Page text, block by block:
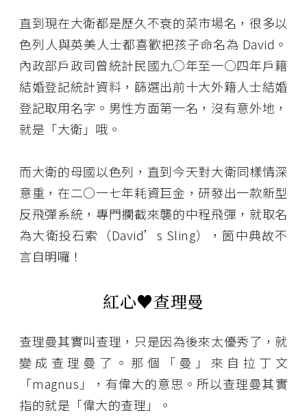
直到現在大衛都是歷久不衰的菜市場名，很多以
色列人與英美人士都喜歡把孩子命名為 David。
內政部戶政司曾統計民國九○年至一○四年戶籍
結婚登記統計資料，篩選出前十大外籍人士結婚
登記取用名字。男性方面第一名，沒有意外地，
就是「大衛」哦。
而大衛的母國以色列，直到今天對大衛同樣情深
意重，在二○一七年耗資巨金，研發出一款新型
反飛彈系統，專門攔截來襲的中程飛彈，就取名
為大衛投石索（David’s Sling），箇中典故不
言自明囉！
紅心♥――查理曼
查理曼其實叫查理，只是因為後來太優秀了，就
變成查理曼了。那個「曼」來自拉丁文
「magnus」，有偉大的意思。所以查理曼其實
指的就是「偉大的查理」。